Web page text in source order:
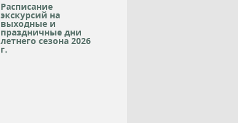
Расписание
экскурсий на
выходные и
праздничные дни
летнего сезона 2026
г.